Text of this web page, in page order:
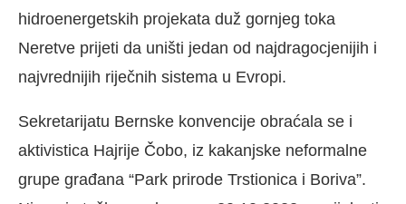
hidroenergetskih projekata duž gornjeg toka
Neretve prijeti da uništi jedan od najdragocjenijih i
najvrednijih riječnih sistema u Evropi.
Sekretarijatu Bernske konvencije obraćala se i
aktivistica Hajrije Čobo, iz kakanjske neformalne
grupe građana “Park prirode Trstionica i Boriva”.